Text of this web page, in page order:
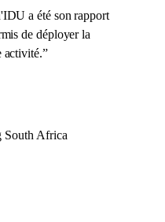
a été son rapport
de déployer la
activité.”
South Africa